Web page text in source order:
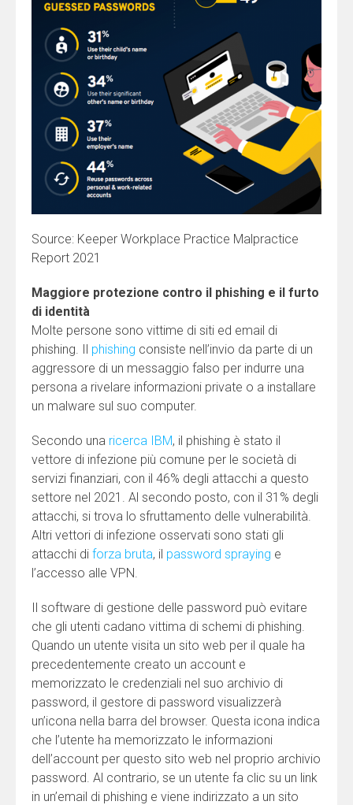
Source: Keeper Workplace Practice Malpractice
Report 2021
Maggiore protezione contro il phishing e il furto
di identità
Molte persone sono vittime di siti ed email di
phishing. Il phishing consiste nell’invio da parte di un
aggressore di un messaggio falso per indurre una
persona a rivelare informazioni private o a installare
un malware sul suo computer.
Secondo una ricerca IBM, il phishing è stato il
vettore di infezione più comune per le società di
servizi finanziari, con il 46% degli attacchi a questo
settore nel 2021. Al secondo posto, con il 31% degli
attacchi, si trova lo sfruttamento delle vulnerabilità.
Altri vettori di infezione osservati sono stati gli
attacchi di forza bruta, il password spraying e
l’accesso alle VPN.
Il software di gestione delle password può evitare
che gli utenti cadano vittima di schemi di phishing.
Quando un utente visita un sito web per il quale ha
precedentemente creato un account e
memorizzato le credenziali nel suo archivio di
password, il gestore di password visualizzerà
un’icona nella barra del browser. Questa icona indica
che l’utente ha memorizzato le informazioni
dell’account per questo sito web nel proprio archivio
password. Al contrario, se un utente fa clic su un link
in un’email di phishing e viene indirizzato a un sito